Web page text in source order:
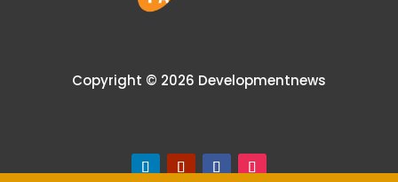
Copyright © 2026 Developmentnews